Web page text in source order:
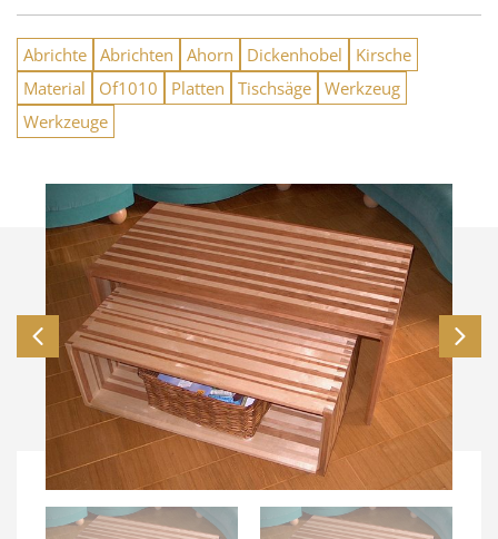
Abrichte Abrichten Ahorn Dickenhobel
Kirsche
Material
Of1010 Platten Tischsäge Werkzeug
Werkzeuge